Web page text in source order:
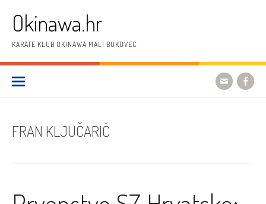
sadržajOkinawa.hr
KARATE KLUB OKINAWA MALI BUKOVEC
FRAN KLJUČARIĆ